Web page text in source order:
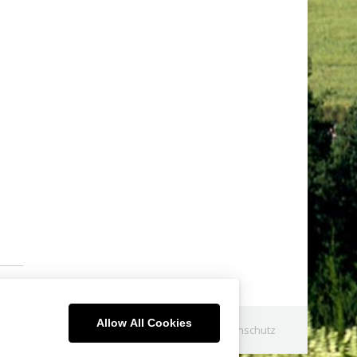
Impressum Datenschutz
Allow All Cookies